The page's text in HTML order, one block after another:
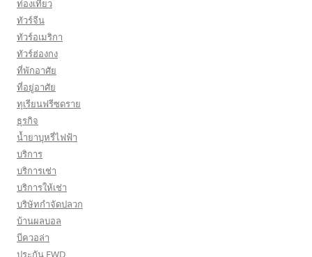
ท่องเที่ยว
ทัวร์จีน
ทัวร์อเมริกา
ทัวร์ฮ่องกง
ที่พักอาศัย
ที่อยู่อาศัย
ทุเรียนฟรีซดราย
ธุรกิจ
น้ำยาบุหรี่ไฟฟ้า
บริการ
บริการเช่า
บริการให้เช่า
บริษัทกำจัดปลวก
บ้านผลบอล
บีควอล่า
ประกัน FWD